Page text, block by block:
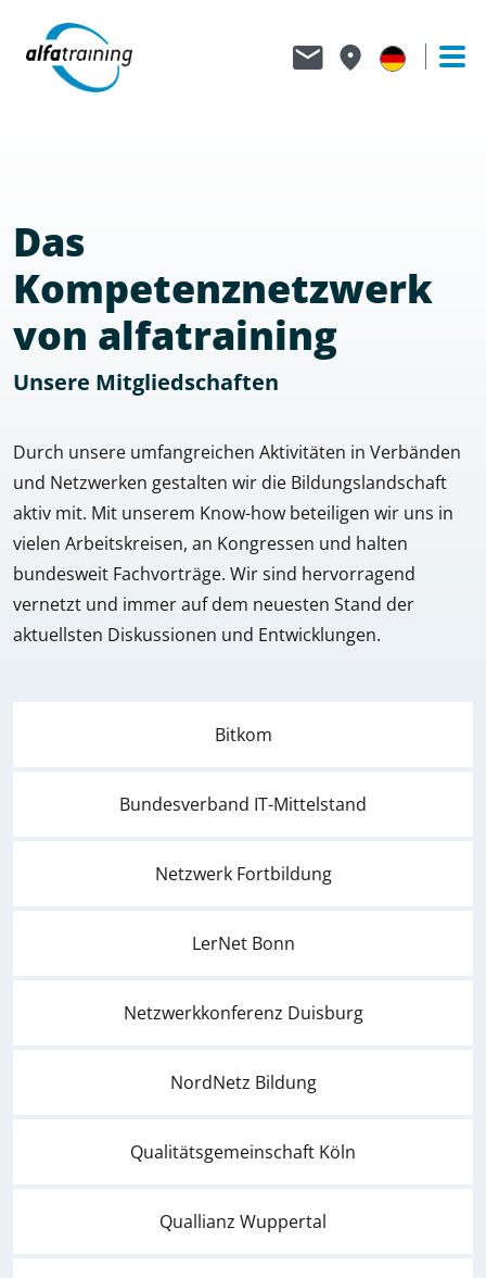
Das
Kompetenznetzwerk
von alfatraining
Unsere Mitgliedschaften
Durch unsere umfangreichen Aktivitäten in Verbänden
und Netzwerken gestalten wir die Bildungslandschaft
aktiv mit. Mit unserem Know-how beteiligen wir uns in
vielen Arbeitskreisen, an Kongressen und halten
bundesweit Fachvorträge. Wir sind hervorragend
vernetzt und immer auf dem neuesten Stand der
aktuellsten Diskussionen und Entwicklungen.
Bitkom
Bundesverband IT-Mittelstand
Netzwerk Fortbildung
LerNet Bonn
Netzwerkkonferenz Duisburg
NordNetz Bildung
Qualitätsgemeinschaft Köln
Quallianz Wuppertal